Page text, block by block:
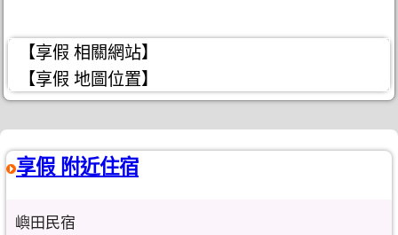
【享假 相關網站】
【享假 地圖位置】
享假 附近住宿
嶼田民宿